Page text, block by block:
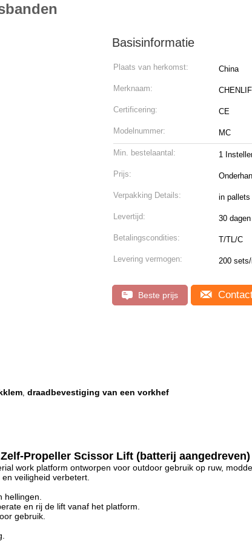
Basisinformatie
Plaats van herkomst: China
Merknaam:
Certificering: CE
Modelnummer: MC
Min. bestelaantal: 1
Prijs:
Verpakking Details: in
Levertijd: 30 dagen
Betalingscondities: T/TL/C
Levering vermogen: 200
Beste prijs
, draadbevestiging van een vorkhef
Propeller Scissor Lift (batterij aangedreven)
work platform ontworpen voor outdoor gebruik op ruw,
veiligheid verbetert.
hellingen.
en rij de lift vanaf het platform.
gebruik.